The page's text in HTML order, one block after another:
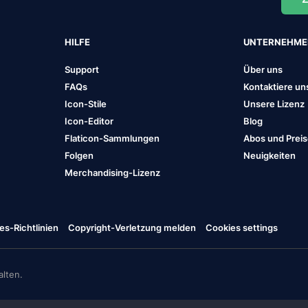
HILFE
Support
FAQs
Icon-Stile
Icon-Editor
Flaticon-Sammlungen
Folgen
Merchandising-Lizenz
Über uns
Kontaktiere
Unsere Lizenz
Blog
Abos und
Neuigkeiten
Richtlinien Copyright-Verletzung melden Cookies settings